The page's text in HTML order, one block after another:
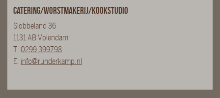
Catering/Worstmakerij/Kookstudio
Slobbeland 36
1131 AB Volendam
T: 0299 399798
E: info@runderkamp.nl